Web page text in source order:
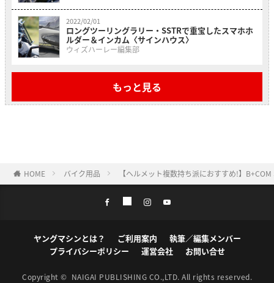
2022/02/01
ロングツーリングラリー・SSTRで重宝したスマホホ
ルダー＆インカム〈サインハウス〉
ウィズハーレー編集部
もっと見る
HOME バイク用品 【ヘルメット複数持ち派におすすめ!】
ヤングマシンとは？ ご利用案内
執筆／編集メンバー
プライバシーポリシー
運営会社 お問い合せ
Copyright © NAIGAI PUBLISHING CO.,LTD. All rights reserved.